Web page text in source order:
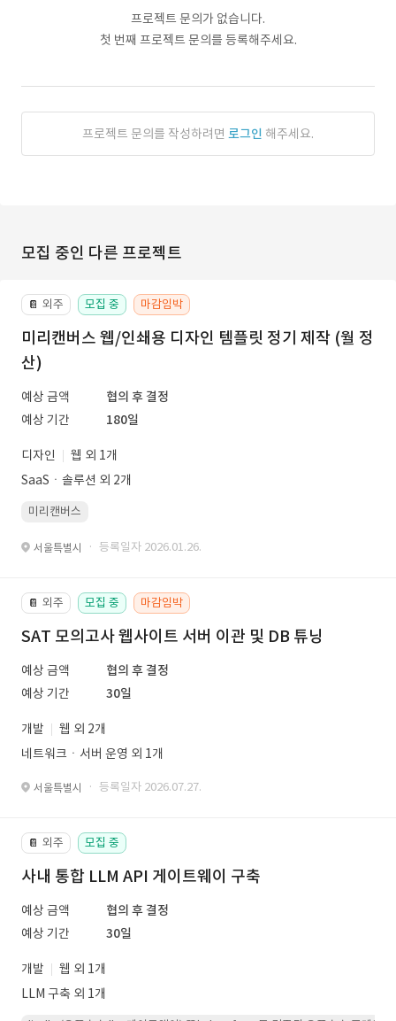
프로젝트 문의가 없습니다.
첫 번째 프로젝트 문의를 등록해주세요.
프로젝트 문의를 작성하려면 로그인 해주세요.
모집 중인 다른 프로젝트
📔 외주 모집 중 마감임박
미리캔버스 웹/인쇄용 디자인 템플릿 정기 제작 (월 정
산)
예상 금액
협의 후 결정
예상 기간
180일
디자인
웹 외 1개
SaaSㆍ솔루션 외 2개
미리캔버스
서울특별시 · 등록일자 2026.01.26.
📔 외주 모집 중 마감임박
SAT 모의고사 웹사이트 서버 이관 및 DB 튜닝
예상 금액
협의 후 결정
예상 기간
30일
개발
웹 외 2개
네트워크ㆍ서버 운영 외 1개
서울특별시 · 등록일자 2026.07.27.
📔 외주 모집 중
사내 통합 LLM API 게이트웨이 구축
예상 금액
협의 후 결정
예상 기간
30일
개발
웹 외 1개
LLM 구축 외 1개